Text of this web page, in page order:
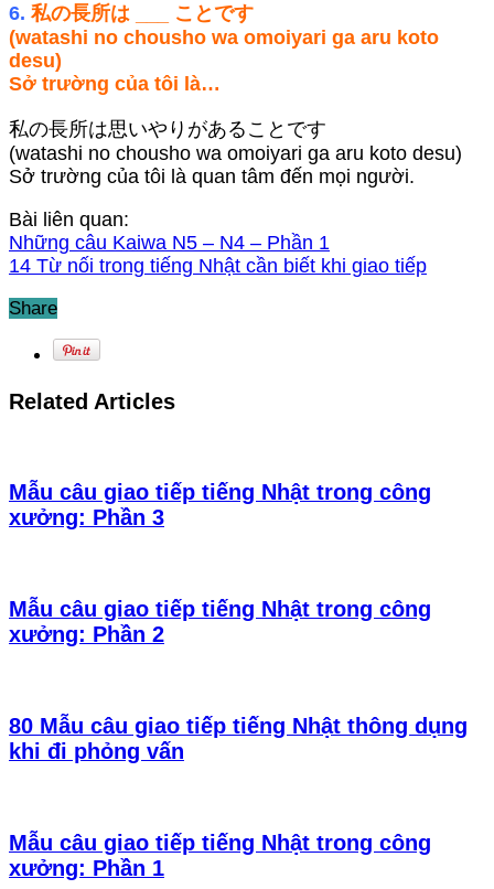
6. 私の長所は ___ ことです
(watashi no chousho wa omoiyari ga aru koto
desu)
Sở trường của tôi là…
私の長所は思いやりがあることです
(watashi no chousho wa omoiyari ga aru koto desu)
Sở trường của tôi là quan tâm đến mọi người.
Bài liên quan:
Những câu Kaiwa N5 – N4 – Phần 1
14 Từ nối trong tiếng Nhật cần biết khi giao tiếp
Share
Related Articles
Mẫu câu giao tiếp tiếng Nhật trong công
xưởng: Phần 3
Mẫu câu giao tiếp tiếng Nhật trong công
xưởng: Phần 2
80 Mẫu câu giao tiếp tiếng Nhật thông dụng
khi đi phỏng vấn
Mẫu câu giao tiếp tiếng Nhật trong công
xưởng: Phần 1